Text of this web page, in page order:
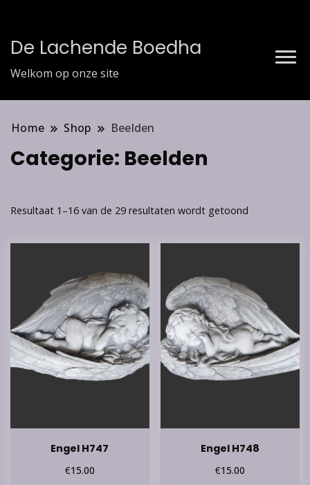
De Lachende Boedha
Welkom op onze site
Home Shop Beelden
Categorie: Beelden
Resultaat 1–16 van de 29 resultaten wordt getoond
Engel H747
€15.00
Engel H748
€15.00